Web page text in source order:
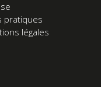
pratiques
légales